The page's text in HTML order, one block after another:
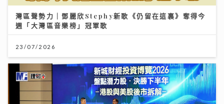
灣區聲勢力｜鄧麗欣Stephy新歌《仍留在這裏》奪得今
週「大灣區音樂榜」冠軍歌
23/07/2026